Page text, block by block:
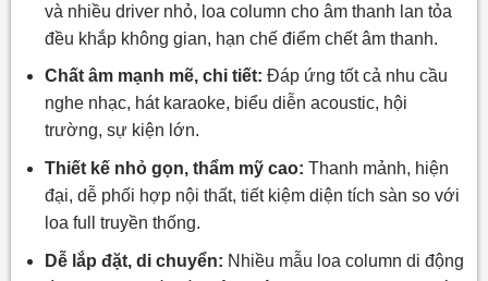
và nhiều driver nhỏ, loa column cho âm thanh lan tỏa
đều khắp không gian, hạn chế điểm chết âm thanh.
Chất âm mạnh mẽ, chi tiết: Đáp ứng tốt cả nhu cầu
nghe nhạc, hát karaoke, biểu diễn acoustic, hội
trường, sự kiện lớn.
Thiết kế nhỏ gọn, thẩm mỹ cao: Thanh mảnh, hiện
đại, dễ phối hợp nội thất, tiết kiệm diện tích sàn so với
loa full truyền thống.
Dễ lắp đặt, di chuyển: Nhiều mẫu loa column di động